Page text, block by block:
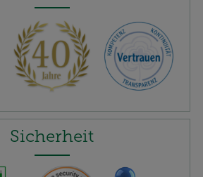
Sicherheit